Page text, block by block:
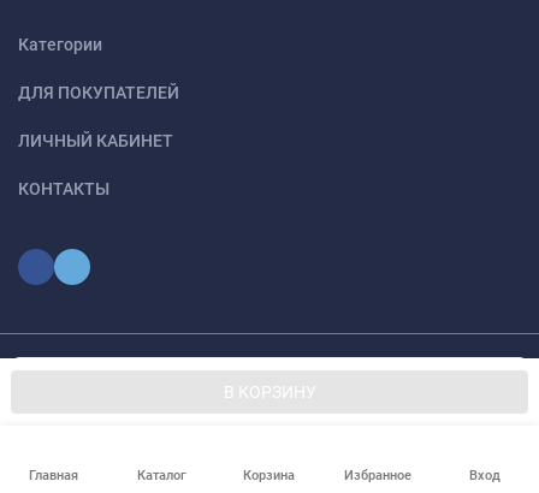
В КОРЗИНУ
Категории
ДЛЯ ПОКУПАТЕЛЕЙ
ЛИЧНЫЙ КАБИНЕТ
КОНТАКТЫ
Главная Каталог Корзина Избранное Вход